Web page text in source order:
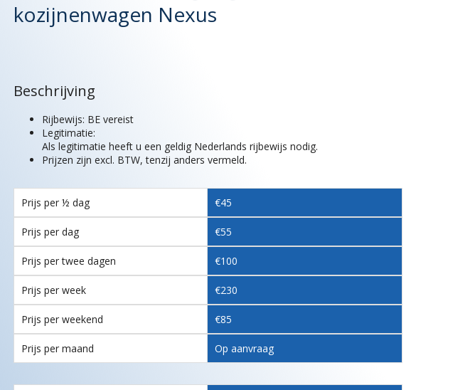
kozijnenwagen Nexus
Beschrijving
Rijbewijs: BE vereist
Legitimatie:
Als legitimatie heeft u een geldig Nederlands rijbewijs nodig.
Prijzen zijn excl. BTW, tenzij anders vermeld.
Prijs per ½ dag €45
Prijs per dag €55
Prijs per twee dagen €100
Prijs per week €230
Prijs per weekend €85
Prijs per maand Op aanvraag